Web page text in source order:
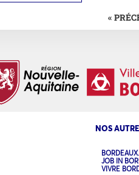
«
NOS
JOB IN
VIVRE